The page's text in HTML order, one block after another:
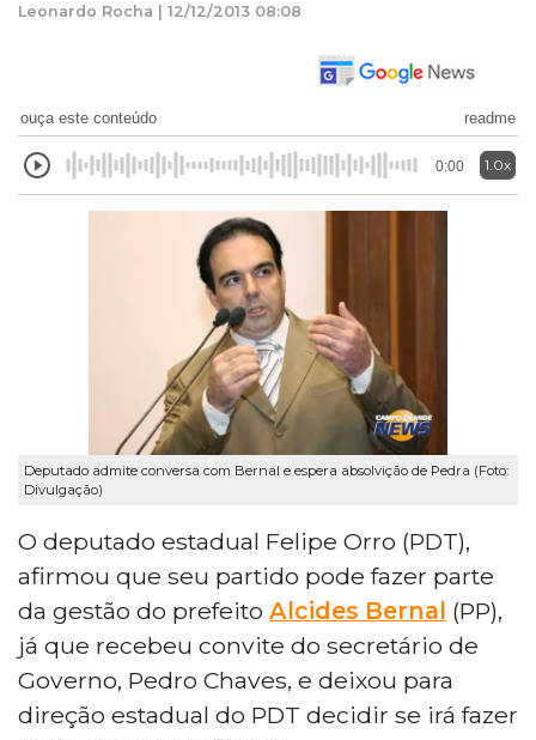
Leonardo Rocha | 12/12/2013 08:08
ouça este conteúdo readme
0:00 1.0x
Deputado admite conversa com Bernal e espera absolvição de Pedra (Foto:
Divulgação)
O deputado estadual Felipe Orro (PDT),
afirmou que seu partido pode fazer parte
da gestão do prefeito Alcides Bernal (PP),
já que recebeu convite do secretário de
Governo, Pedro Chaves, e deixou para
direção estadual do PDT decidir se irá fazer